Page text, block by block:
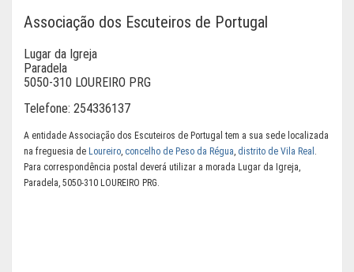
Associação dos Escuteiros de Portugal
Lugar da Igreja
Paradela
5050-310 LOUREIRO PRG
Telefone: 254336137
A entidade Associação dos Escuteiros de Portugal tem a sua sede localizada
na freguesia de Loureiro, concelho de Peso da Régua, distrito de Vila Real .
Para correspondência postal deverá utilizar a morada Lugar da Igreja,
Paradela, 5050-310 LOUREIRO PRG.